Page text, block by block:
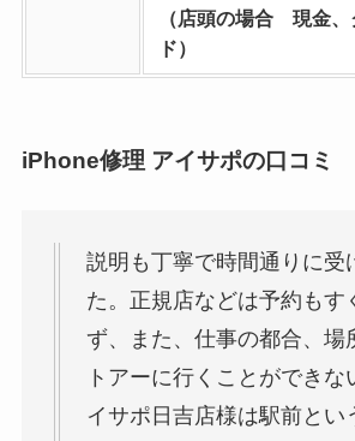
（店頭の場合 現金、
ド）
iPhone修理 アイサポの口コミ
説明も丁寧で時間通りに受
た。正規店などは予約もす
ず、また、仕事の都合、場
トアーに行くことができな
イサポ日吉店様は駅前とい